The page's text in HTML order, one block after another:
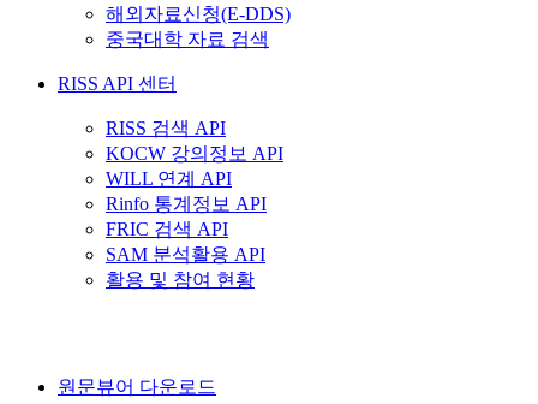
해외자료신청(E-DDS)
중국대학 자료 검색
RISS API 센터
RISS 검색 API
KOCW 강의정보 API
WILL 연계 API
Rinfo 통계정보 API
FRIC 검색 API
SAM 분석활용 API
활용 및 참여 현황
원문뷰어 다운로드